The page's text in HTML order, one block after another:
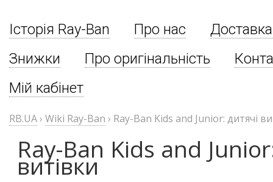
Історія Ray-Ban Про нас
Знижки
Про оригінальність
Мій кабінет
RB.UA› Wiki Ray-Ban › Ray-Ban Kids and Junior: дитячі
Ray-Ban Kids and
витівки